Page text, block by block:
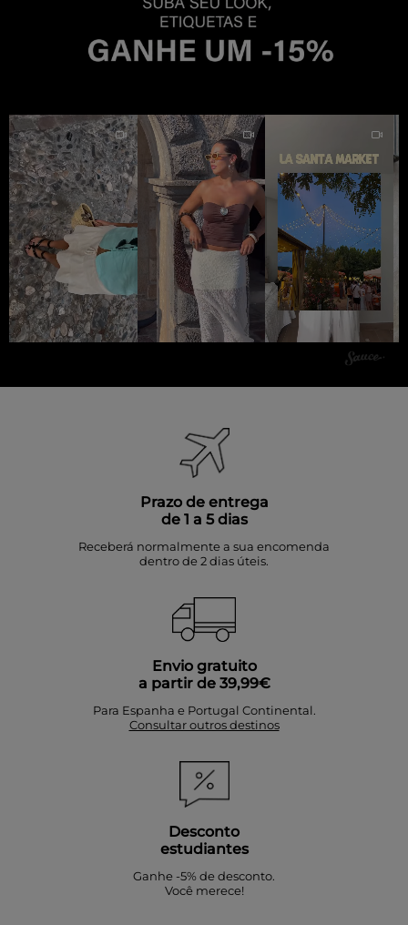
Prazo de entrega
de 1 a 5 dias
Receberá normalmente a sua encomenda
dentro de 2 dias úteis.
Envio gratuito
a partir de 39,99€
Para Espanha e Portugal Continental.
Consultar outros destinos
Desconto
estudiantes
Ganhe -5% de desconto.
Você merece!